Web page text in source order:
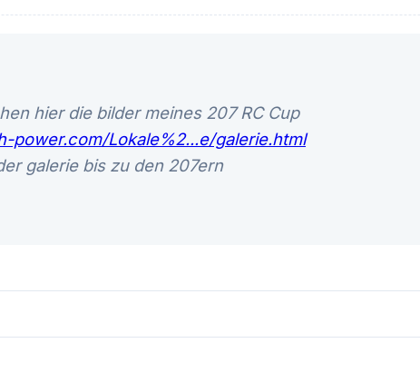
hier die bilder meines 207 RC Cup
power.com/Lokale%2...e/galerie.html
galerie bis zu den 207ern